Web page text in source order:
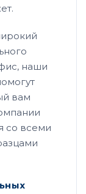
наши
вам
со всеми